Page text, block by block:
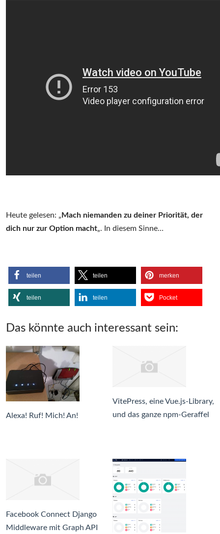
Heute gelesen: „ Mach niemanden zu deiner Priorität, der
dich nur zur Option macht„. In diesem Sinne…
teilen teilen merken
teilen teilen Pocket
Das könnte auch interessant sein:
Alexa! Ruf! Mich! An!
VitePress, eine Vue.js-Library,
und das ganze npm-Geraffel
Facebook Connect Django
Middleware mit Graph API